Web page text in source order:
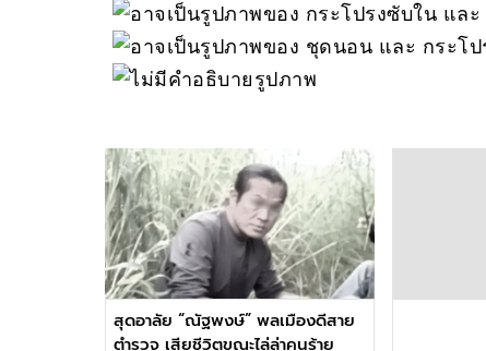
สุดอาลัย “ณัฐพงษ์” พลเมืองดีสาย
ตำรวจ เสียชีวิตขณะไล่ล่าคนร้าย